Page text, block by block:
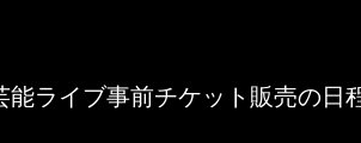
ライブ事前チケット販売の日